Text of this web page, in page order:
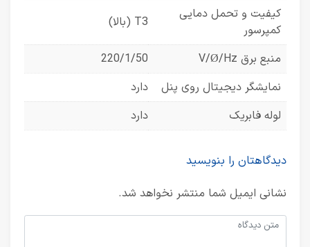
کیفیت و تحمل دمایی
کمپرسور
T3 (بالا)
منبع برق V/Ø/Hz
220/1/50
نمایشگر دیجیتال روی پنل
دارد
لوله فابریک
دارد
دیدگاهتان را بنویسید
نشانی ایمیل شما منتشر نخواهد شد.